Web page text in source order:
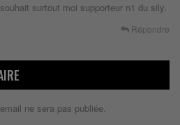
surtout moi supporteur n1 du sily.
Répondre
ne sera pas publiée.